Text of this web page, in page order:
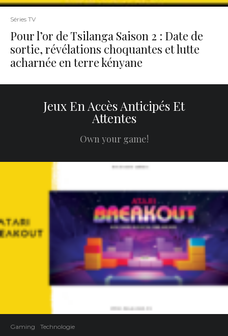
Séries TV
Pour l’or de Tsilanga Saison 2 : Date de
sortie, révélations choquantes et lutte
acharnée en terre kényane
Jeux En Accès Anticipés Et
Attentes
Own your game!
Gaming Technologie